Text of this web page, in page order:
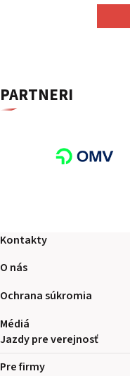
PARTNERI
Kontakty
O nás
Ochrana súkromia
Médiá
Jazdy pre verejnosť
Pre firmy